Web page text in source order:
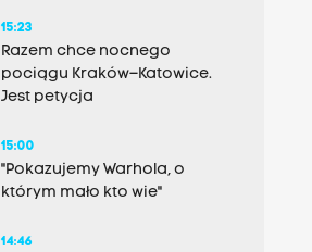
15:23
Razem chce nocnego
pociągu Kraków–Katowice.
Jest petycja
15:00
"Pokazujemy Warhola, o
którym mało kto wie"
14:46